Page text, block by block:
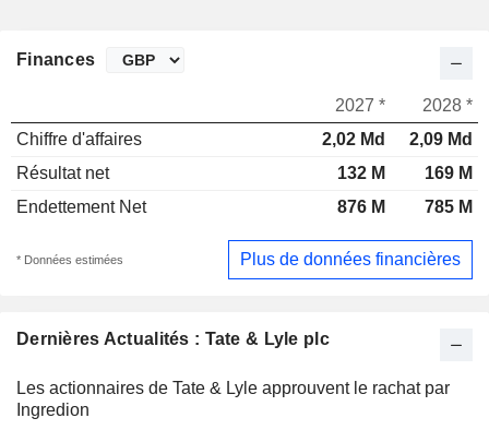
Dernières Actualités : Tate & Lyle plc
Les actionnaires de Tate & Lyle approuvent le rachat par
Ingredion
Finances
2027 *
2028 *
Chiffre d'affaires
2,02 Md
2,09 Md
Résultat net
132 M
169 M
Endettement Net
876 M 785 M
* Données estimées Plus de données financières